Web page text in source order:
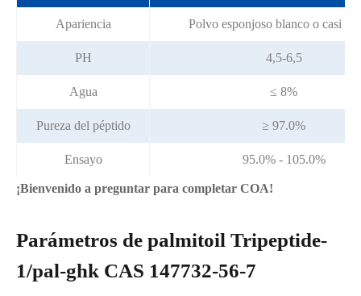
Apariencia Polvo esponjoso blanco o casi
PH 4,5-6,5
Agua ≤ 8%
Pureza del péptido ≥ 97.0%
Ensayo 95.0% - 105.0%
¡Bienvenido a preguntar para completar COA!
Parámetros de palmitoil Tripeptide-
1/pal-ghk CAS 147732-56-7